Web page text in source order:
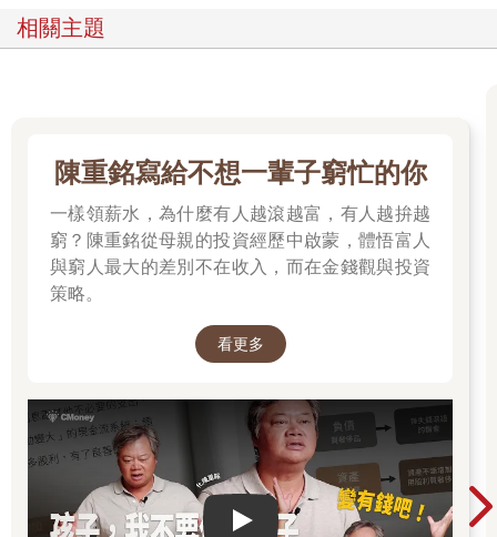
商超過兩百，有些人還配戴著上面印著她面容的胸章。
一如日夜交替。但她愈是去深入瞭解這個奇特的虛擬貨幣，這種
運行在線上，銀行跟政府都鞭長莫及的新玩意兒，她就愈是對其
著迷。虛擬貨幣的發明者，是一個冰雪聰明、但身分神祕的程式
設計師，「中本聰」是他用以闖蕩江湖的假名。中本聰在二○○九
年創造出比特幣之後，就不知所蹤了，但他留下了一張藍圖，給
簡直是為網路時代量身訂做的一種全新貨幣。一種不受銀行或國
界節制的金錢。一種沒有單一個人可以一手掌握，在世界各地傳
來傳去就跟發電郵一樣容易的「加密貨幣」。這在別人眼中可能
是一種莫名其妙的實驗，但茹雅看到的卻是一種科技準備好了要
定一不做二不休，創造一種屬於她的加密貨幣。
她偶爾會跟懷疑論者說在科技的世界裡，發財的從來不是那個第
一個想出點子的人──而是那個讓大街小巷上的男男女女用得上這
個點子的人。傑夫．貝佐斯做大了亞馬遜，但他並沒有發明電子
商務，他只是把電商推廣到家家戶戶而已。微軟的MySpace比臉
書先出茅蘆，但改變世界的是馬克．祖克伯。賈伯斯、比爾．蓋
相關主題
陳重銘寫給不想一輩子窮忙的你
一樣領薪水，為什麼有人越滾越富，有人越拚越
窮？陳重銘從母親的投資經歷中啟蒙，體悟富人
與窮人最大的差別不在收入，而在金錢觀與投資
策略。
看更多
Play video